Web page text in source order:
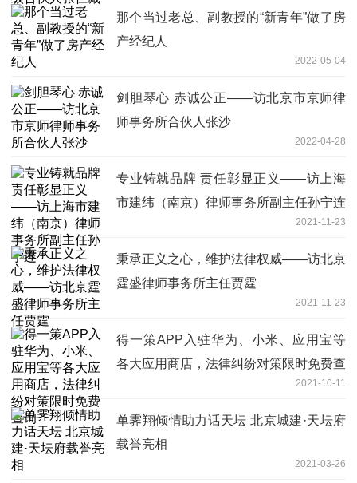
那个当过老总、副教授的“新青年”做了房
产经纪人
2022-05-04
剑胆琴心 赤诚公正——访北京市京师律
师事务所合伙人张沙
2022-04-28
专业铸就品牌 责任彰显正义——访上海
市建纬（南京）律师事务所副主任孙宁连
2021-11-23
秉承正义之心，维护法律权威——访北京
霆盛律师事务所主任贾霆
2021-11-23
得一策APP入驻华为、小米、应用宝等
各大应用商店，法律纠纷对策限时免费查
2021-10-11
单霁翔倾情助力话天坛 北京城建·天坛府
载誉亮相
2021-03-26